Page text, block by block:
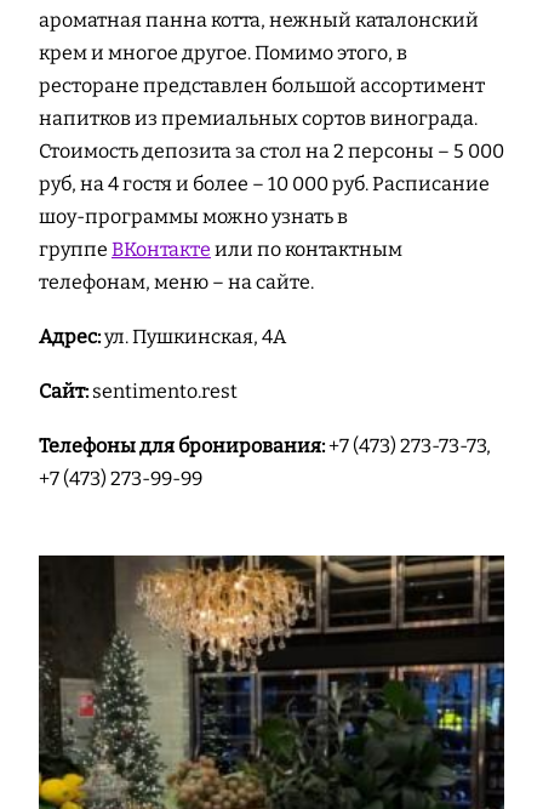
ароматная панна котта, нежный каталонский
крем и многое другое. Помимо этого, в
ресторане представлен большой ассортимент
напитков из премиальных сортов винограда.
Стоимость депозита за стол на 2 персоны – 5 000
руб, на 4 гостя и более – 10 000 руб. Расписание
шоу-программы можно узнать в
группе ВКонтакте или по контактным
телефонам, меню – на сайте.
Адрес:ул. Пушкинская, 4А
Сайт: sentimento.rest
Телефоны для бронирования:+7 (473) 273-73-73,
+7 (473) 273-99-99